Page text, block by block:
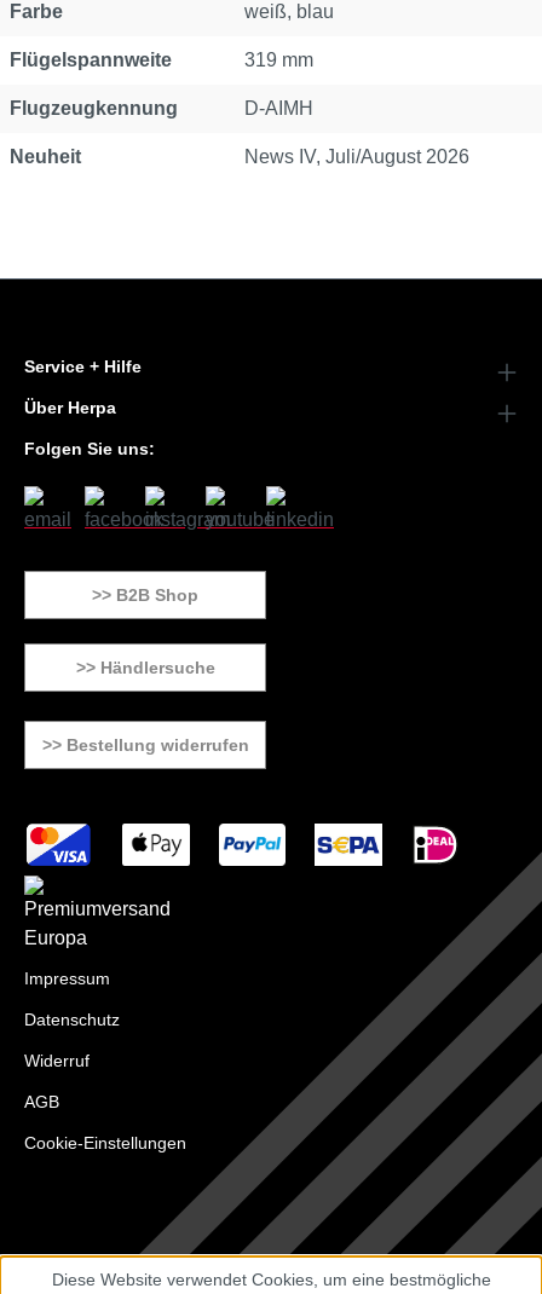
Farbe weiß, blau
Flügelspannweite 319 mm
Flugzeugkennung D-AIMH
Neuheit News IV, Juli/August 2026
Service + Hilfe
Über Herpa
Folgen Sie uns:
>> B2B Shop
>> Händlersuche
>> Bestellung widerrufen
Impressum
Datenschutz
Widerruf
AGB
Cookie-Einstellungen
Diese Website verwendet Cookies, um eine bestmögliche